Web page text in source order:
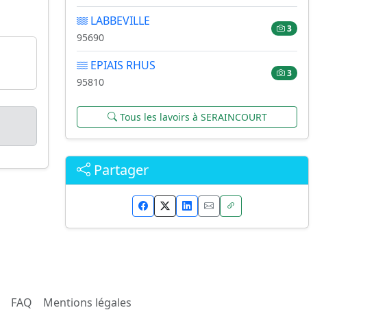
LABBEVILLE
95690
3
EPIAIS RHUS
95810
3
Tous les lavoirs à SERAINCOURT
Partager
FAQ Mentions légales